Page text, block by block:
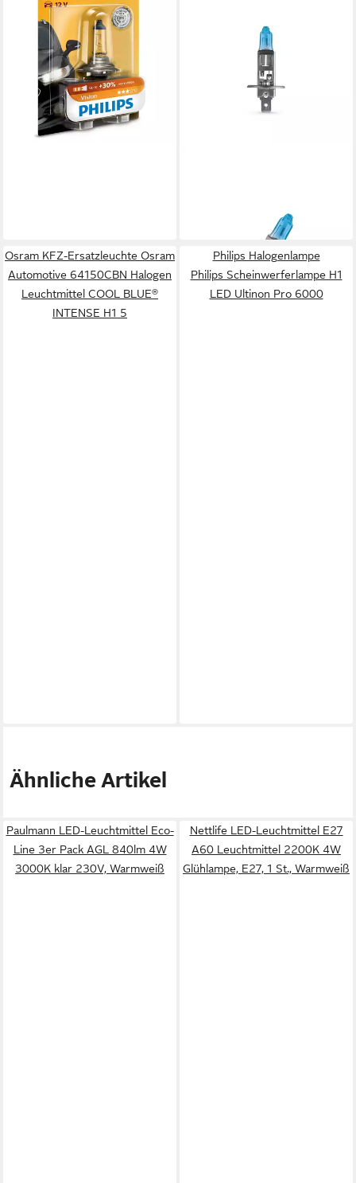
KFZ-Ersatzleuchte H7
15,90 €
in 3-4 Werktagen bei dir
in 4-5 Werktagen bei dir
Osram KFZ-Ersatzleuchte Osram
Automotive 64150CBN Halogen
Leuchtmittel COOL BLUE®
INTENSE H1 5
Philips Halogenlampe
Philips Scheinwerferlampe H1
LED Ultinon Pro 6000
Ähnliche Artikel
Paulmann LED-Leuchtmittel Eco-
Line 3er Pack AGL 840lm 4W
3000K klar 230V, Warmweiß
Nettlife LED-Leuchtmittel E27
A60 Leuchtmittel 2200K 4W
Glühlampe, E27, 1 St., Warmweiß